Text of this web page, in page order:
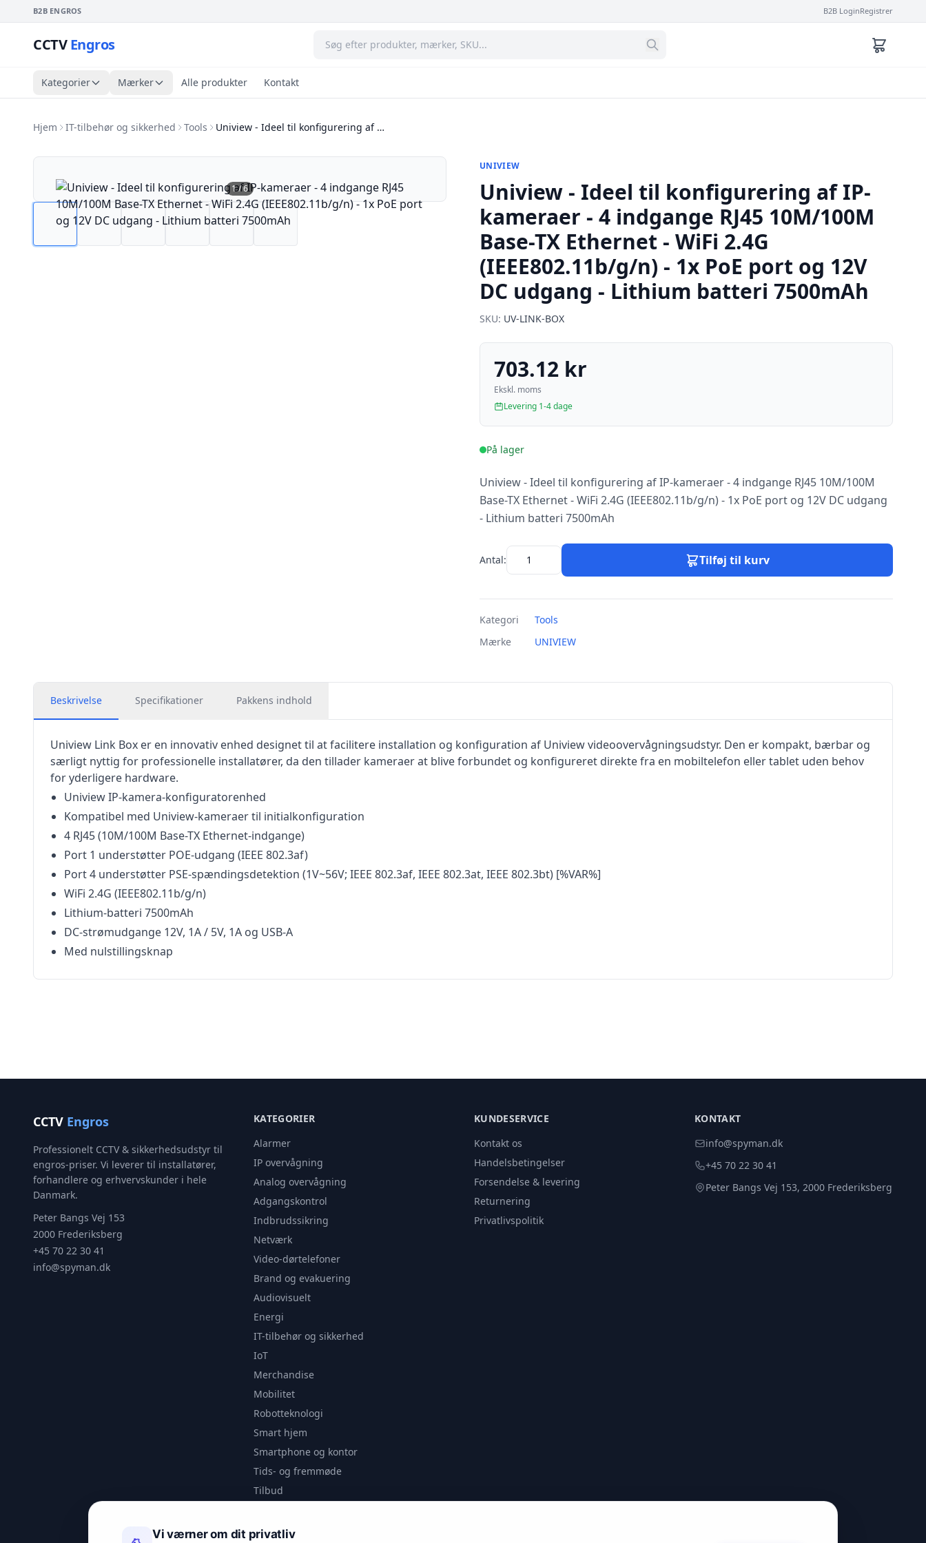
B2B ENGROS B2B LoginRegistrer
CCTVEngros
Kategorier Mærker Alle produkter Kontakt
Hjem IT-tilbehør og sikkerhed Tools Uniview - Ideel til konfigurering af …
1/6
UNIVIEW
Uniview - Ideel til konfigurering af IP-
kameraer - 4 indgange RJ45 10M/100M
Base-TX Ethernet - WiFi 2.4G
(IEEE802.11b/g/n) - 1x PoE port og 12V
DC udgang - Lithium batteri 7500mAh
SKU: UV-LINK-BOX
703.12 kr
Ekskl. moms
Levering 1-4 dage
På lager
Uniview - Ideel til konfigurering af IP-kameraer - 4 indgange RJ45 10M/100M
Base-TX Ethernet - WiFi 2.4G (IEEE802.11b/g/n) - 1x PoE port og 12V DC udgang
- Lithium batteri 7500mAh
Antal: Tilføj til kurv
Kategori
Tools
Mærke
UNIVIEW
Beskrivelse Specifikationer Pakkens indhold
Uniview Link Box er en innovativ enhed designet til at facilitere installation og konfiguration af Uniview videoovervågningsudstyr. Den er kompakt, bærbar og
særligt nyttig for professionelle installatører, da den tillader kameraer at blive forbundet og konfigureret direkte fra en mobiltelefon eller tablet uden behov
for yderligere hardware.
Uniview IP-kamera-konfiguratorenhed
Kompatibel med Uniview-kameraer til initialkonfiguration
4 RJ45 (10M/100M Base-TX Ethernet-indgange)
Port 1 understøtter POE-udgang (IEEE 802.3af)
Port 4 understøtter PSE-spændingsdetektion (1V~56V; IEEE 802.3af, IEEE 802.3at, IEEE 802.3bt) [%VAR%]
WiFi 2.4G (IEEE802.11b/g/n)
Lithium-batteri 7500mAh
DC-strømudgange 12V, 1A / 5V, 1A og USB-A
Med nulstillingsknap
CCTV Engros
Professionelt CCTV & sikkerhedsudstyr til
engros-priser. Vi leverer til installatører,
forhandlere og erhvervskunder i hele
Danmark.
Peter Bangs Vej 153
2000 Frederiksberg
+45 70 22 30 41
info@spyman.dk
KATEGORIER
Alarmer
IP overvågning
Analog overvågning
Adgangskontrol
Indbrudssikring
Netværk
Video-dørtelefoner
Brand og evakuering
Audiovisuelt
Energi
IT-tilbehør og sikkerhed
IoT
Merchandise
Mobilitet
Robotteknologi
Smart hjem
Smartphone og kontor
Tids- og fremmøde
Tilbud
Videoanalyse
KUNDESERVICE
Kontakt os
Handelsbetingelser
Forsendelse & levering
Returnering
Privatlivspolitik
KONTAKT
info@spyman.dk
+45 70 22 30 41
Peter Bangs Vej 153, 2000 Frederiksberg
Vi værner om dit privatliv